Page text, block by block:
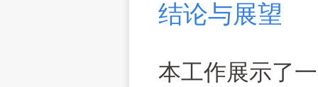
结论与展望
本工作展示了